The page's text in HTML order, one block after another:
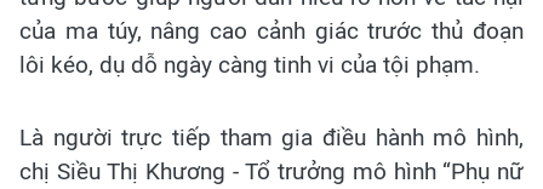
của ma túy, nâng cao cảnh giác trước thủ đoạn
lôi kéo, dụ dỗ ngày càng tinh vi của tội phạm.
Là người trực tiếp tham gia điều hành mô hình,
chị Siều Thị Khương - Tổ trưởng mô hình “Phụ nữ